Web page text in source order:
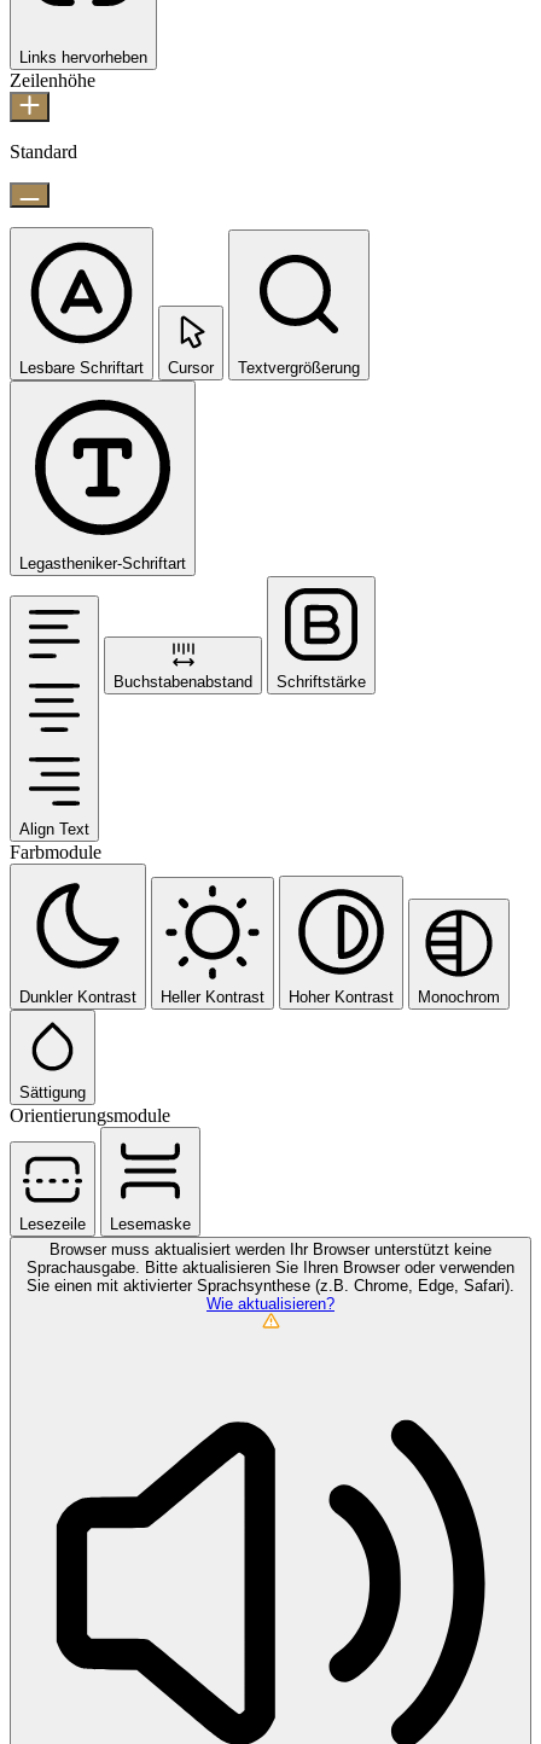
Links hervorheben
Zeilenhöhe
Standard
Lesbare Schriftart Cursor Textvergrößerung
Legastheniker-Schriftart
Align Text
Buchstabenabstand Schriftstärke
Farbmodule
Dunkler Kontrast Heller Kontrast Hoher Kontrast Monochrom
Sättigung
Orientierungsmodule
Lesezeile
Lesemaske
Browser muss aktualisiert werden
Ihr Browser unterstützt keine
Sprachausgabe. Bitte aktualisieren Sie Ihren Browser oder verwenden
Sie einen mit aktivierter Sprachsynthese (z.B. Chrome, Edge, Safari).
Wie aktualisieren?